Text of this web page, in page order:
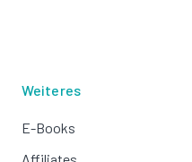
Weiteres
E-Books